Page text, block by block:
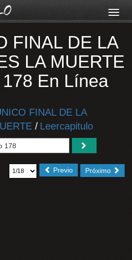
FINAL DE LA
LA MUERTE
En Línea
FINAL DE LA
/ Leercapitulo
Próximo
Previo